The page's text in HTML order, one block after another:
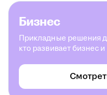
Бизнес
Прикладные решения
кто развивает бизнес